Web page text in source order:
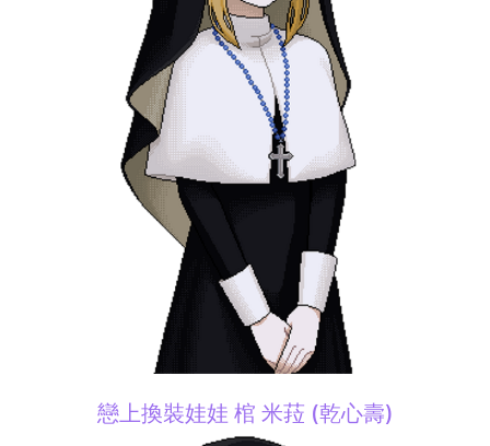
戀上換裝娃娃 棺 米菈 (乾心壽)